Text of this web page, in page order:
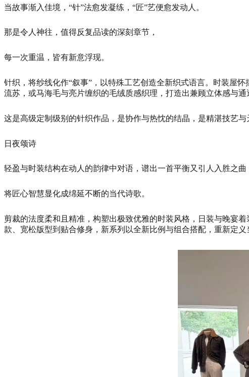
当故事渐入佳境，“针”法愈发凝练，“匠”艺便愈发动人。
那是令人神往，值得反复品读的深刻章节，
每一次重温，皆有新意浮现。
针织，将纱线化作“叙事”，以特殊工艺创造全新织式语言。时装屋
流苏，或马海毛与亮片缠织的毛绒质感织理，打造出兼顾立体感与通
这是高级定制级别的针织作品，是协作与热忱的结晶，是精湛技艺
日夜颂诗
轻盈与时装结构在动人的韵律中对语，谱出一首平衡又引人入胜之曲
将匠心智慧显化成绵延不断的当代诗歌。
剪裁的法度柔和且精准，构塑出极致优雅的时装风格，日装与晚宴
款、宽松版型到贴合修身，新系列以全新比例与组合搭配，重新定